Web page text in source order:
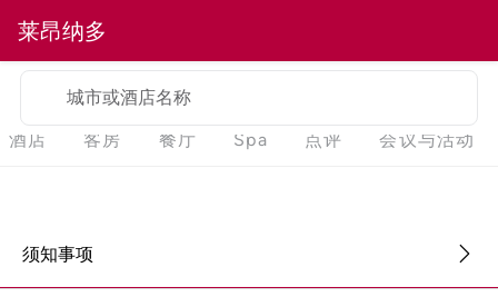
莱昂纳多
城市或酒店名称
酒店 客房 餐厅 Spa 点评 会议与活动
须知事项